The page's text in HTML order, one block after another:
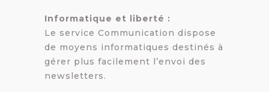
Informatique et liberté :
Le service Communication dispose
de moyens informatiques destinés à
gérer plus facilement l’envoi des
newsletters.